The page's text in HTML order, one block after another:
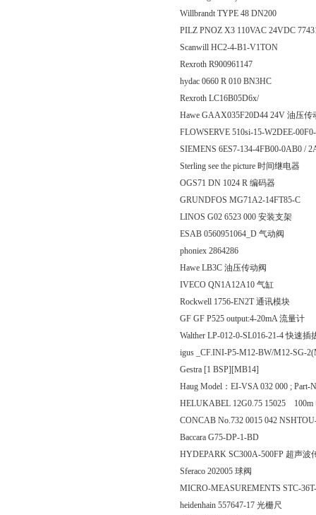
Willbrandt TYPE 48 DN200
PILZ PNOZ X3 110VAC 24VDC
Scanwill HC2-4-B1-V1TON
Rexroth R900961147
hydac 0660 R 010 BN3HC
Rexroth LC16B05D6x/
Hawe GAAX035F20D44 24V 油压传
FLOWSERVE 510si-15-W2DEE-
SIEMENS 6ES7-134-4FB00-0AB0 /
Sterling see the picture 时间继电器
OGS71 DN 1024 R 编码器
GRUNDFOS MG71A2-14FT85-C
LINOS G02 6523 000 安装支架
ESAB 0560951064_D 气动阀
phoniex 2864286
Hawe LB3C 油压传动阀
IVECO QN1A12A10 气缸
Rockwell 1756-EN2T 通讯模块
GF GF P525 output:4-20mA 流量计
Walther LP-012-0-SL016-21-4 快速插
igus _CF.INI-P5-M12-BW/M12-SG-
Gestra [1 BSP][MB14]
Haug Model：EI-VSA 032 000 ; Part-
HELUKABEL 12G0.75 15025 100m
CONCAB No.732 0015 042
Baccara G75-DP-1-BD
HYDEPARK SC300A-500FP 超声波
Sferaco 202005 球阀
MICRO-MEASUREMENTS STC-
heidenhain 557647-17 光栅尺